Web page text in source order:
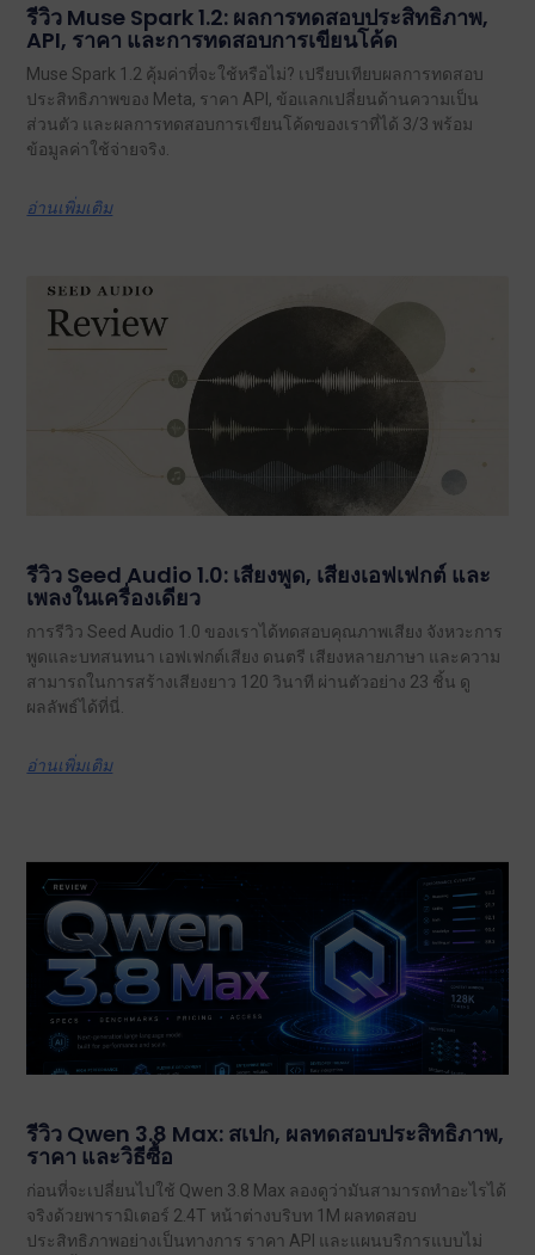
รีวิว Muse Spark 1.2: ผลการทดสอบประสิทธิภาพ,
API, ราคา และการทดสอบการเขียนโค้ด
Muse Spark 1.2 คุ้มค่าที่จะใช้หรือไม่? เปรียบเทียบผลการทดสอบ
ประสิทธิภาพของ Meta, ราคา API, ข้อแลกเปลี่ยนด้านความเป็น
ส่วนตัว และผลการทดสอบการเขียนโค้ดของเราที่ได้ 3/3 พร้อม
ข้อมูลค่าใช้จ่ายจริง.
อ่านเพิ่มเติม
รีวิว Seed Audio 1.0: เสียงพูด, เสียงเอฟเฟกต์ และ
เพลงในเครื่องเดียว
การรีวิว Seed Audio 1.0 ของเราได้ทดสอบคุณภาพเสียง จังหวะการ
พูดและบทสนทนา เอฟเฟกต์เสียง ดนตรี เสียงหลายภาษา และความ
สามารถในการสร้างเสียงยาว 120 วินาที ผ่านตัวอย่าง 23 ชิ้น ดู
ผลลัพธ์ได้ที่นี่.
อ่านเพิ่มเติม
รีวิว Qwen 3.8 Max: สเปก, ผลทดสอบประสิทธิภาพ,
ราคา และวิธีซื้อ
ก่อนที่จะเปลี่ยนไปใช้ Qwen 3.8 Max ลองดูว่ามันสามารถทำอะไรได้
จริงด้วยพารามิเตอร์ 2.4T หน้าต่างบริบท 1M ผลทดสอบ
ประสิทธิภาพอย่างเป็นทางการ ราคา API และแผนบริการแบบไม่